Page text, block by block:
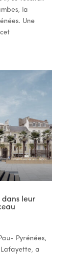
la
Une
dans leur
Pyrénées,
a